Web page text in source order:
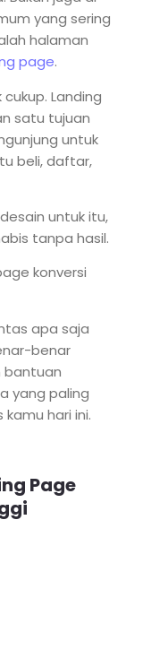
yang sering
halaman
page.
Landing
satu tujuan
untuk
beli, daftar,
untuk itu,
tanpa hasil.
konversi
apa saja
benar
bantuan
yang paling
hari ini.
Page